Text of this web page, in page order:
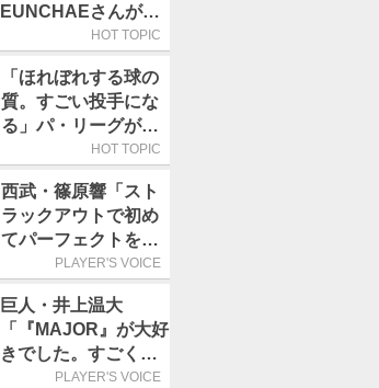
EUNCHAEさんが始
球式「この場に立て
／8月5日の西武戦
（ZOZOマリン）
HOT TOPIC
「ほれぼれする球の
質。すごい投手にな
る」パ・リーグが驚
いた「中日の左腕」
HOT TOPIC
西武・篠原響「スト
ラックアウトで初め
てパーフェクトを取
れました!!」／ストラ
PLAYER'S VOICE
巨人・井上温大
「『MAJOR』が大好
きでした。すごく練
習する姿にいつもい
PLAYER'S VOICE